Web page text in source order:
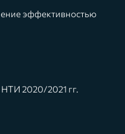
эффективностью
2020/2021 гг.